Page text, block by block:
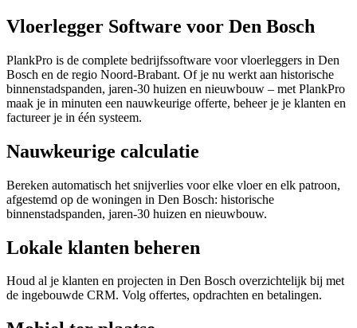
Vloerlegger Software voor Den Bosch
PlankPro is de complete bedrijfssoftware voor vloerleggers in Den
Bosch en de regio Noord-Brabant. Of je nu werkt aan historische
binnenstadspanden, jaren-30 huizen en nieuwbouw – met PlankPro
maak je in minuten een nauwkeurige offerte, beheer je je klanten en
factureer je in één systeem.
Nauwkeurige calculatie
Bereken automatisch het snijverlies voor elke vloer en elk patroon,
afgestemd op de woningen in Den Bosch: historische
binnenstadspanden, jaren-30 huizen en nieuwbouw.
Lokale klanten beheren
Houd al je klanten en projecten in Den Bosch overzichtelijk bij met
de ingebouwde CRM. Volg offertes, opdrachten en betalingen.